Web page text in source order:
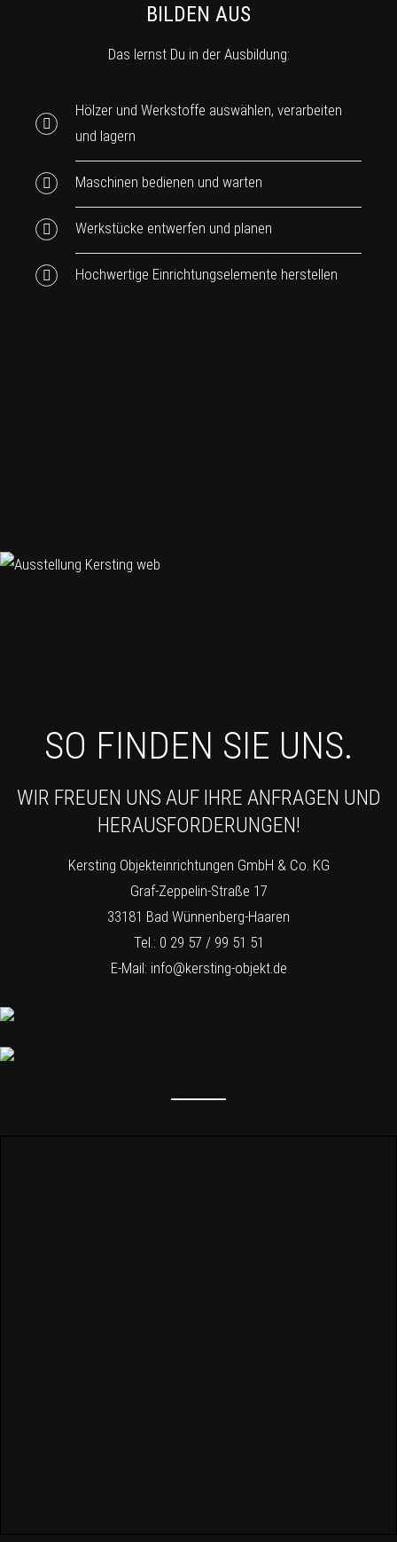
BILDEN AUS
Das lernst Du in der Ausbildung:
Hölzer und Werkstoffe auswählen, verarbeiten
und lagern
Maschinen bedienen und warten
Werkstücke entwerfen und planen
Hochwertige Einrichtungselemente herstellen
SO FINDEN SIE UNS.
WIR FREUEN UNS AUF IHRE ANFRAGEN UND
HERAUSFORDERUNGEN!
Kersting Objekteinrichtungen GmbH & Co. KG
Graf-Zeppelin-Straße 17
33181 Bad Wünnenberg-Haaren
Tel.: 0 29 57 / 99 51 51
E-Mail: info@kersting-objekt.de